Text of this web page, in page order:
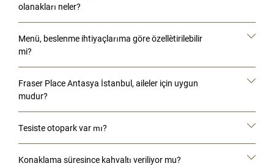
olanakları neler?
Menü, beslenme ihtiyaçlarıma göre özelleştirilebilir
mi?
Fraser Place Antasya İstanbul, aileler için uygun
mudur?
Tesiste otopark var mı?
Konaklama süresince kahvaltı veriliyor mu?